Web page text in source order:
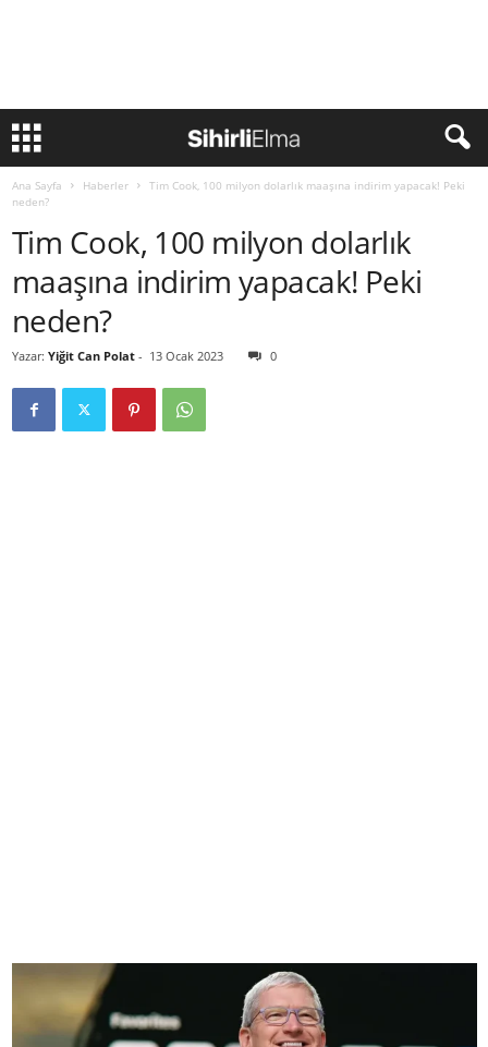
Ana Sayfa Haberler
Tim Cook, 100 milyon dolarlık maaşına indirim yapacak! Peki
neden?
Tim Cook, 100 milyon dolarlık
maaşına indirim yapacak! Peki
neden?
Yazar: Yiğit Can Polat - 13 Ocak 2023 0